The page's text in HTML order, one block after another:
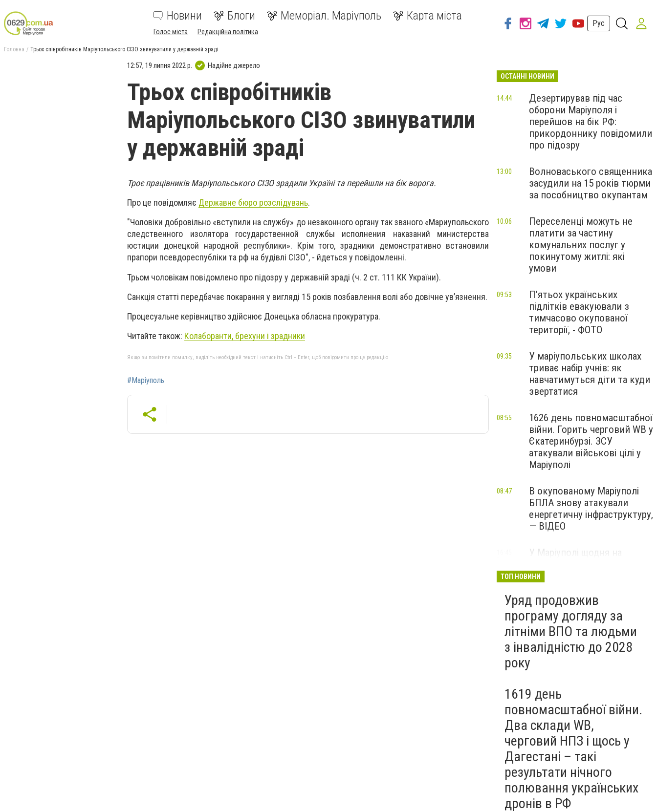
Новини Блоги Меморіал. Маріуполь Карта міста
Голос міста Редакційна політика
Рус
Головна Трьох співробітників Маріупольського СІЗО звинуватили у державній зраді
12:57, 19 липня 2022 р. Надійне джерело
Трьох співробітників
Маріупольського СІЗО звинуватили
у державній зраді
Троє працівників Маріупольського СІЗО зрадили Україні та перейшли на бік ворога.
Про це повідомляє Державне бюро розслідувань.
"Чоловіки добровільно «вступили на службу» до незаконного органу так званого «Мариупольского
следственного изолятора государственной службы исполнения наказаний министерства
юстиции донецкой народной республики». Крім того, зрадники демонстративно встановили
прапори псевдореспубліки та рф на будівлі СІЗО", - йдеться у повідомленні.
Трьом чоловікам повідомлено про підозру у державній зраді (ч. 2 ст. 111 КК України).
Санкція статті передбачає покарання у вигляді 15 років позбавлення волі або довічне ув’язнення.
Процесуальне керівництво здійснює Донецька обласна прокуратура.
Читайте також: Колаборанти, брехуни і зрадники
Якщо ви помітили помилку, виділіть необхідний текст і натисніть Ctrl + Enter, щоб повідомити про це редакцію
#Маріуполь
ОСТАННІ НОВИНИ
Дезертирував під час
оборони Маріуполя і
перейшов на бік РФ:
прикордоннику повідомили
про підозру
14:44
Волноваського священника
засудили на 15 років тюрми
за пособництво окупантам
13:00
Переселенці можуть не
платити за частину
комунальних послуг у
покинутому житлі: які
умови
10:06
П’ятьох українських
підлітків евакуювали з
тимчасово окупованої
території, - ФОТО
09:53
У маріупольських школах
триває набір учнів: як
навчатимуться діти та куди
звертатися
09:35
1626 день повномасштабної
війни. Горить черговий WB у
Єкатеринбурзі. ЗСУ
атакували військові цілі у
Маріуполі
08:55
В окупованому Маріуполі
БПЛА знову атакували
енергетичну інфраструктуру,
— ВІДЕО
08:47
У Маріуполі щодня на
відключатимуть світло: це
ТОП НОВИНИ
Уряд продовжив
програму догляду за
літніми ВПО та людьми
з інвалідністю до 2028
року
1619 день
повномасштабної війни.
Два склади WB,
черговий НПЗ і щось у
Дагестані – такі
результати нічного
полювання українських
дронів в РФ